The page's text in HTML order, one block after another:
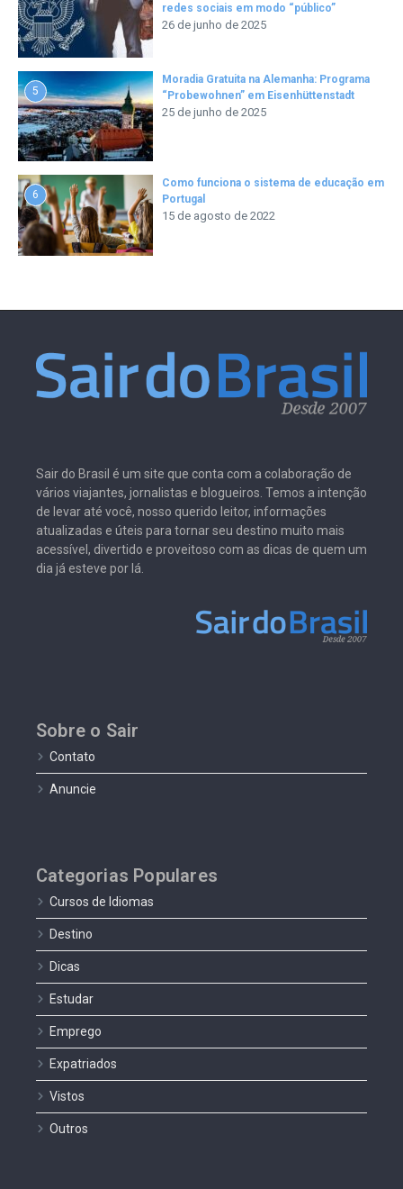
redes sociais em modo “público”
26 de junho de 2025
5
Moradia Gratuita na Alemanha: Programa
“Probewohnen” em Eisenhüttenstadt
25 de junho de 2025
6
Como funciona o sistema de educação em
Portugal
15 de agosto de 2022
Sair do Brasil é um site que conta com a colaboração de
vários viajantes, jornalistas e blogueiros. Temos a intenção
de levar até você, nosso querido leitor, informações
atualizadas e úteis para tornar seu destino muito mais
acessível, divertido e proveitoso com as dicas de quem um
dia já esteve por lá.
Sobre o Sair
Contato
Anuncie
Categorias Populares
Cursos de Idiomas
Destino
Dicas
Estudar
Emprego
Expatriados
Vistos
Outros